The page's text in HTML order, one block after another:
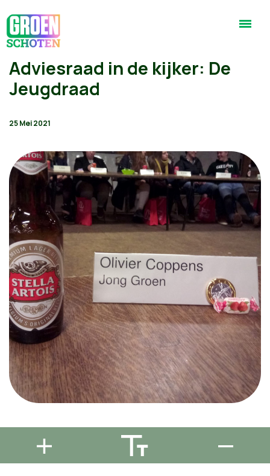
Adviesraad in de kijker: De
Jeugdraad
25 Mei 2021